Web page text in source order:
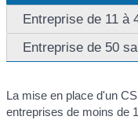
Entreprise de 11 à
Entreprise de 50
La mise en place d'un
entreprises de moins de